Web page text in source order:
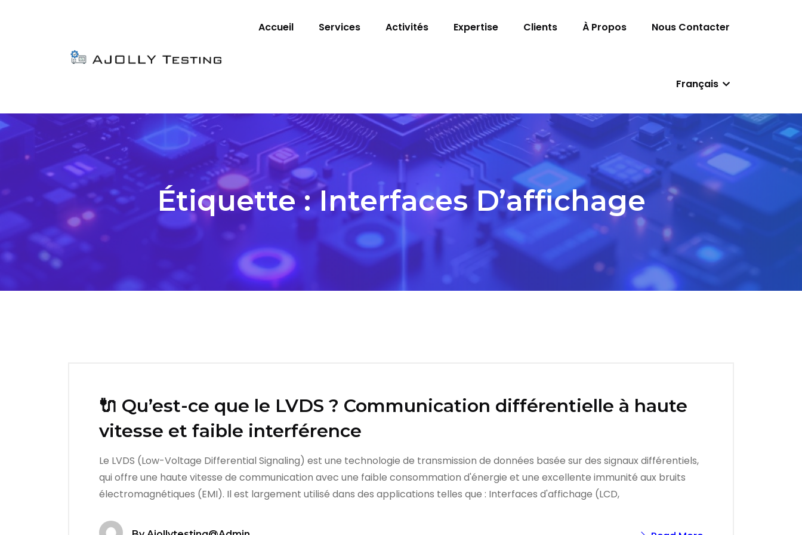
Accueil Services Activités Expertise Clients À Propos Nous Contacter
Français
Étiquette :Interfaces D’affichage
🔌 Qu’est-ce que le LVDS ? Communication différentielle à haute
vitesse et faible interférence
Le LVDS (Low-Voltage Differential Signaling) est une technologie de transmission de données basée sur des signaux différentiels,
qui offre une haute vitesse de communication avec une faible consommation d'énergie et une excellente immunité aux bruits
électromagnétiques (EMI). Il est largement utilisé dans des applications telles que : Interfaces d'affichage (LCD,